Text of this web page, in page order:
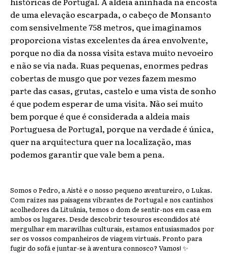
Somos o Pedro, a Aistė e o nosso pequeno aventureiro, o Lukas.
Com raízes nas paisagens vibrantes de Portugal e nos cantinhos
acolhedores da Lituânia, temos o dom de sentir-nos em casa em
ambos os lugares. Desde descobrir tesouros escondidos até
mergulhar em maravilhas culturais, estamos entusiasmados por
ser os vossos companheiros de viagem virtuais. Pronto para
fugir do sofá e juntar-se à aventura connosco? Vamos! ✨
de uma elevação escarpada, o cabeço de Monsanto
com sensivelmente 758 metros, que imaginamos
proporciona vistas excelentes da área envolvente,
porque no dia da nossa visita estava muito nevoeiro
e não se via nada. Ruas pequenas, enormes pedras
cobertas de musgo que por vezes fazem mesmo
parte das casas, grutas, castelo e uma vista de sonho
é que podem esperar de uma visita. Não sei muito
bem porque é que é considerada a aldeia mais
Portuguesa de Portugal, porque na verdade é única,
quer na arquitectura quer na localização, mas
podemos garantir que vale bem a pena.